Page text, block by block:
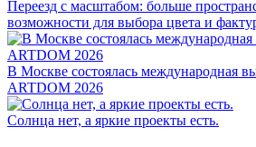
Переезд с масштабом: больше
возможности для выбора цвета и
В Москве состоялась международная
ARTDOM 2026
Солнца нет, а яркие проекты есть.